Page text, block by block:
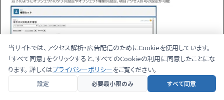
当サイトでは、アクセス解析・広告配信のためにCookieを使用しています。
「すべて同意」をクリックすると、すべてのCookieの利用に同意したことにな
ります。 詳しくはプライバシーポリシーをご覧ください。
設定 必要最小限のみ すべて同意